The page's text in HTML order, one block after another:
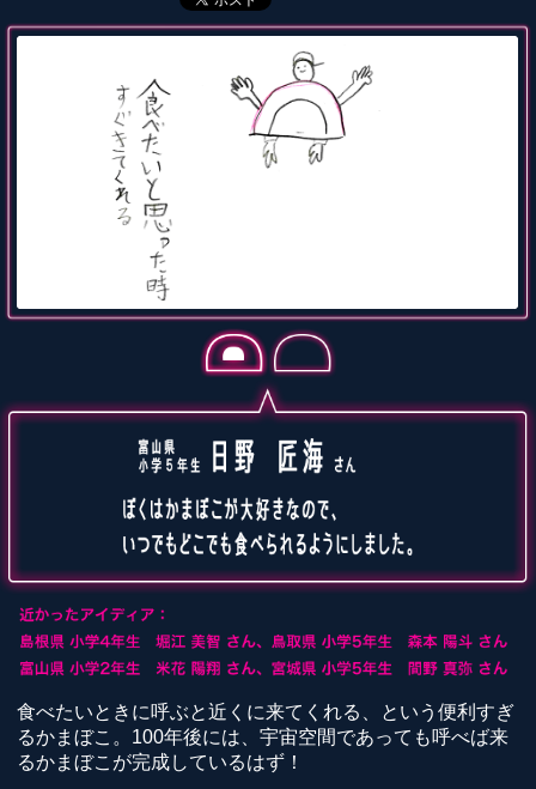
食べたいときに呼ぶと近くに来てくれる、という便利すぎ
るかまぼこ。100年後には、宇宙空間であっても呼べば来
るかまぼこが完成しているはず！